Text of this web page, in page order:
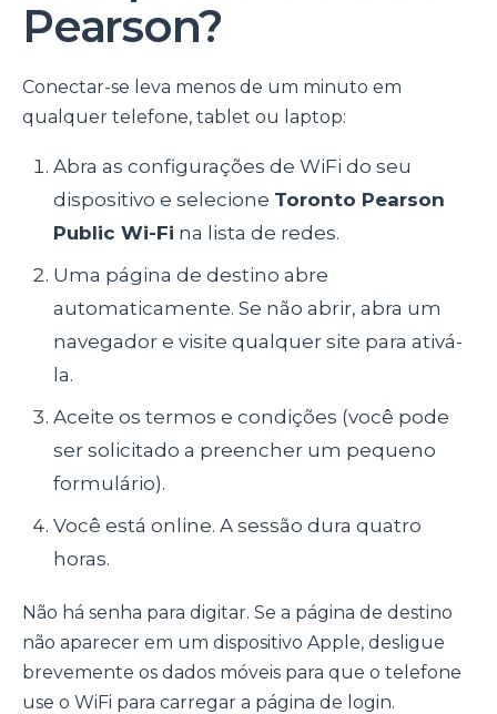
Pearson?
Conectar-se leva menos de um minuto em
qualquer telefone, tablet ou laptop:
Abra as configurações de WiFi do seu
dispositivo e selecione Toronto Pearson
Public Wi-Fi na lista de redes.
Uma página de destino abre
automaticamente. Se não abrir, abra um
navegador e visite qualquer site para ativá-
la.
Aceite os termos e condições (você pode
ser solicitado a preencher um pequeno
formulário).
Você está online. A sessão dura quatro
horas.
Não há senha para digitar. Se a página de destino
não aparecer em um dispositivo Apple, desligue
brevemente os dados móveis para que o telefone
use o WiFi para carregar a página de login.